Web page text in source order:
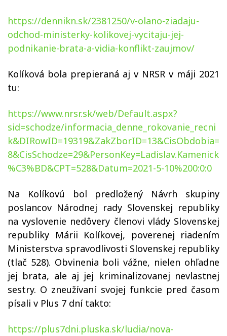
https://dennikn.sk/2381250/v-olano-ziadaju-
odchod-ministerky-kolikovej-vycitaju-jej-
podnikanie-brata-a-vidia-konflikt-zaujmov/
Kolíková bola prepieraná aj v NRSR v máji 2021
tu:
https://www.nrsr.sk/web/Default.aspx?
sid=schodze/informacia_denne_rokovanie_recni
k&DIRowID=19319&ZakZborID=13&CisObdobia=
8&CisSchodze=29&PersonKey=Ladislav.Kamenick
%C3%BD&CPT=528&Datum=2021-5-10%200:0:0
Na Kolíkovú bol predložený Návrh skupiny
poslancov Národnej rady Slovenskej republiky
na vyslovenie nedôvery členovi vlády Slovenskej
republiky Márii Kolíkovej, poverenej riadením
Ministerstva spravodlivosti Slovenskej republiky
(tlač 528). Obvinenia boli vážne, nielen ohľadne
jej brata, ale aj jej kriminalizovanej nevlastnej
sestry. O zneužívaní svojej funkcie pred časom
písali v Plus 7 dní takto:
https://plus7dni.pluska.sk/ludia/nova-